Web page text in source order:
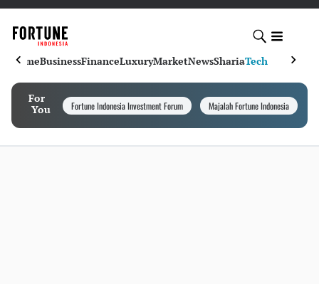
HomeBusinessFinanceLuxuryMarketNewsShariaTech
For
You
Fortune Indonesia Investment Forum Majalah Fortune Indonesia